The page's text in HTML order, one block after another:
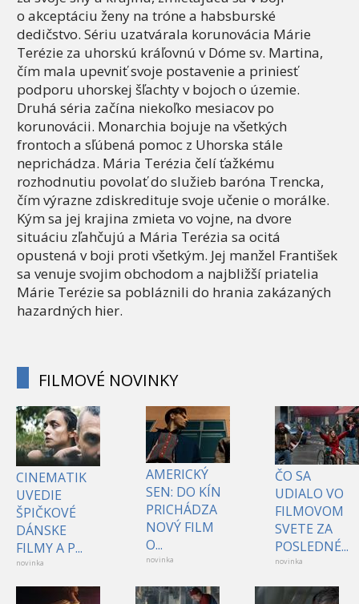
o akceptáciu ženy na tróne a habsburské
dedičstvo. Sériu uzatvárala korunovácia Márie
Terézie za uhorskú kráľovnú v Dóme sv. Martina,
čím mala upevniť svoje postavenie a priniesť
podporu uhorskej šľachty v bojoch o územie.
Druhá séria začína niekoľko mesiacov po
korunovácii. Monarchia bojuje na všetkých
frontoch a sľúbená pomoc z Uhorska stále
neprichádza. Mária Terézia čelí ťažkému
rozhodnutiu povolať do služieb baróna Trencka,
čím výrazne zdiskredituje svoje učenie o morálke.
Kým sa jej krajina zmieta vo vojne, na dvore
situáciu zľahčujú a Mária Terézia sa ocitá
opustená v boji proti všetkým. Jej manžel František
sa venuje svojim obchodom a najbližší priatelia
Márie Terézie sa pobláznili do hrania zakázaných
hazardných hier.
FILMOVÉ NOVINKY
CINEMATIK
UVEDIE
ŠPIČKOVÉ
DÁNSKE
FILMY A P...
novinka
AMERICKÝ
SEN: DO KÍN
PRICHÁDZA
NOVÝ FILM
O...
novinka
ČO SA
UDIALO VO
FILMOVOM
SVETE ZA
POSLEDNÉ...
novinka